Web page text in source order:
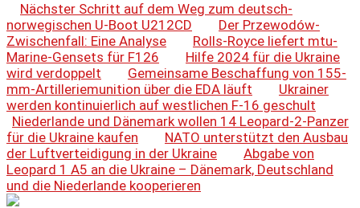
Nächster Schritt auf dem Weg zum deutsch-
norwegischen U-Boot U212CD
Der Przewodów-
Zwischenfall: Eine Analyse
Rolls-Royce liefert mtu-
Marine-Gensets für F126
Hilfe 2024 für die Ukraine
wird verdoppelt
Gemeinsame Beschaffung von 155-
mm-Artilleriemunition über die EDA läuft
Ukrainer
werden kontinuierlich auf westlichen F-16 geschult
Niederlande und Dänemark wollen 14 Leopard-2-Panzer
für die Ukraine kaufen
NATO unterstützt den Ausbau
der Luftverteidigung in der Ukraine
Abgabe von
Leopard 1 A5 an die Ukraine – Dänemark, Deutschland
und die Niederlande kooperieren